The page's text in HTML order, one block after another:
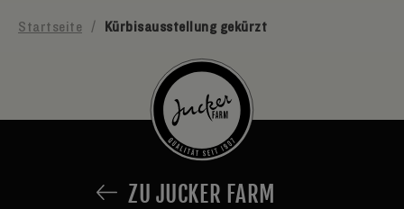
Startseite / Kürbisausstellung gekürzt
ZU JUCKER FARM